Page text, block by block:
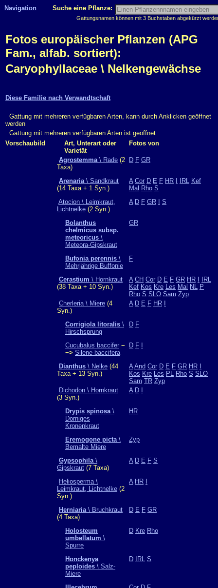
Navigation Suche eine Pflanze:
Gattungsnamen können mit 3 Buchstaben abgekürzt
Fotos europäischer Pflanzen (APG
Fam., alfab. sortiert):
Caryophyllaceae \ Nelkengewächse
Diese Familie nach Verwandtschaft
Gattung mit mehreren verfügbaren Arten, kann durch Anklicken geöffnet
werden
Gattung mit mehreren verfügbaren Arten ist geöffnet
Vorschaubild
Art, Unterart oder
Varietät
Fotos von
Agrostemma\ Rade (2
Taxa)
D F GR
Arenaria\ Sandkraut
(14 Taxa + 1 Syn.)
A Cor D E F HR IRL Kef
Mal Rho S
Atocion \ Leimkraut,
Lichtnelke (2 Syn.)
A D F GR S
Bolanthus
chelmicus subsp.
meteoricus \
Meteora-Gipskraut
GR
Bufonia perennis \
Mehrjährige Buffonie
F
Cerastium \ Hornkraut
(38 Taxa + 10 Syn.)
A CH Cor D E F GR HR
IRL
Kef Kos Kre Les Mal NL P
Rho S SLO Sam Zyp
Cherleria \ Miere (4
Syn.)
A D E F HR
Corrigiola litoralis \
Hirschsprung
D F
Cucubalus baccifer −
−> Silene baccifera
D F
Dianthus \ Nelke (44
Taxa + 13 Syn.)
A And Cor D E F GR HR
Kos Kre Les PL Rho S SLO
Sam TR Zyp
Dichodon \ Hornkraut
(3 Syn.)
A D
Drypis spinosa\
Dorniges
Kronenkraut
HR
Eremogone picta\
Bemalte Miere
Zyp
Gypsophila\
Gipskraut (7 Taxa)
A D E F S
Heliosperma \
Leimkraut, Lichtnelke (2
Syn.)
A HR
Herniaria\ Bruchkraut
(4 Taxa)
D E F GR
Holosteum
umbellatum \
Spurre
D Kre Rho
Honckenya
peploides \ Salz-
Miere
D IRL S